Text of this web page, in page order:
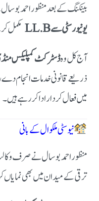
بینکنگ کے بعد منظور احمد
یونیورسٹی سے LL.B
مکمل
آج کل وہڈسٹرکٹ کمپلیکس
ذریعے قانونی خدمات انجام دے
میں فعال کردار ادا کر رہے ہیں۔
نیو سٹی ملکوال کے بانی
منظور احمد بوسال نے صرف
ترقی کے میدان میں بھی نمایاں